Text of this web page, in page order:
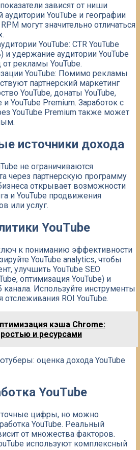
зависят от ниши
аудитории YouTube и географии
могут значительно отличаться
YouTube: CTR YouTube
и удержание аудитории YouTube
рекламы YouTube.
YouTube: Помимо рекламы
партнерский маркетинг
YouTube, донаты YouTube,
и YouTube Premium. Заработок с
YouTube Premium также может
источники дохода
не ограничиваются
через партнерскую программу
открывает возможности
и YouTube продвижения
или услуг.
YouTube
к пониманию эффективности
YouTube analytics, чтобы
улучшить YouTube SEO
оптимизация YouTube) и
Используйте инструменты
отслеживания ROI YouTube.
кэша Chrome:
и ресурсами
YouTube
цифры, но можно
YouTube. Реальный
от множества факторов.
используют комплексный